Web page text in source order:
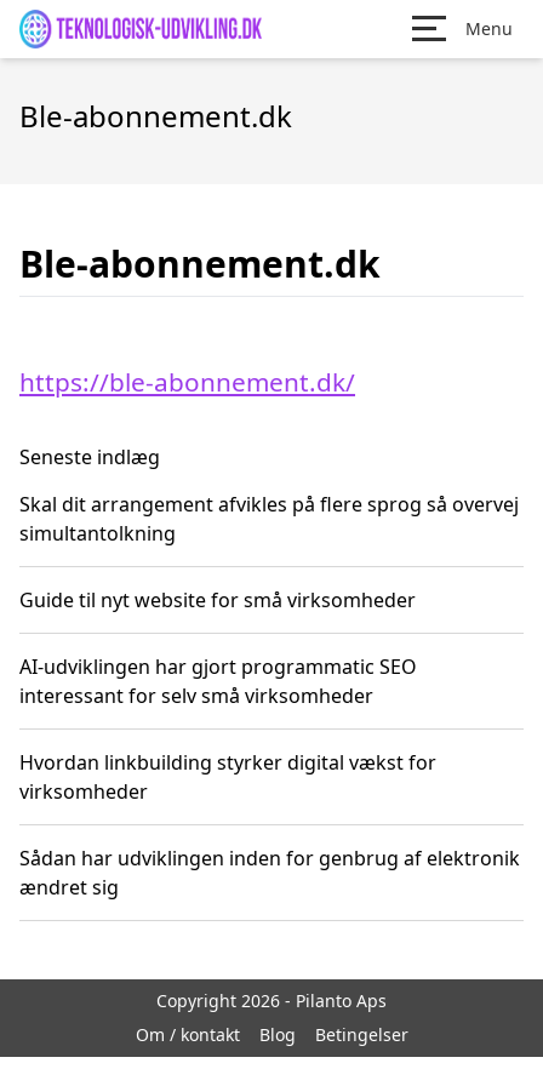
Menu
Ble-abonnement.dk
Ble-abonnement.dk
https://ble-abonnement.dk/
Seneste indlæg
Skal dit arrangement afvikles på flere sprog så overvej
simultantolkning
Guide til nyt website for små virksomheder
AI-udviklingen har gjort programmatic SEO
interessant for selv små virksomheder
Hvordan linkbuilding styrker digital vækst for
virksomheder
Sådan har udviklingen inden for genbrug af elektronik
ændret sig
Copyright 2026 - Pilanto Aps
Om / kontakt
Blog Betingelser